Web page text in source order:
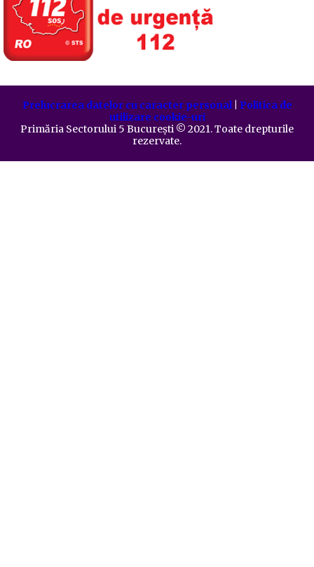
Prelucrarea datelor cu caracter personal| Politica de
utilizare cookie-uri
Primăria Sectorului 5 București ©️ 2021. Toate drepturile
rezervate.